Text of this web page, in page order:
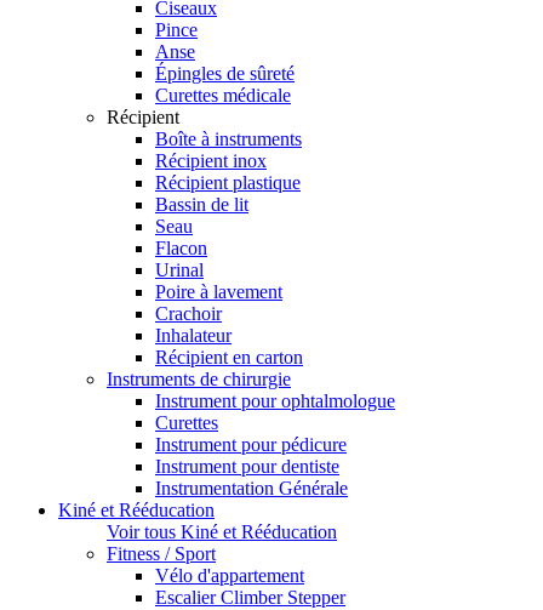
Ciseaux
Pince
Anse
Épingles de sûreté
Curettes médicale
Récipient
Boîte à instruments
Récipient inox
Récipient plastique
Bassin de lit
Seau
Flacon
Urinal
Poire à lavement
Crachoir
Inhalateur
Récipient en carton
Instruments de chirurgie
Instrument pour ophtalmologue
Curettes
Instrument pour pédicure
Instrument pour dentiste
Instrumentation Générale
Kiné et Rééducation
Voir tous Kiné et Rééducation
Fitness / Sport
Vélo d'appartement
Escalier Climber Stepper